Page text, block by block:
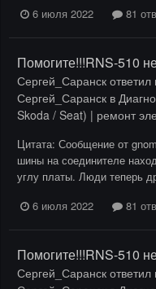
6 июля 2022
81
Помогите!!!RNS-510
Сергей_Саранск ответил
Сергей_Саранск в
Skoda / Seat) | ремонт
Цитата: Сообщение от
шины на соединителе
углу платы. Люди теперь
6 июля 2022
81
Помогите!!!RNS-510
Сергей_Саранск ответил